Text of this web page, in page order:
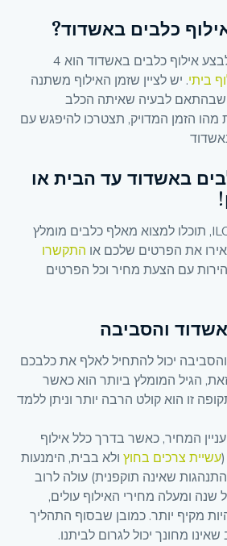
כלבים באשדוד?
משך הזמן אשר לוקח לבצע אילוף כלבים באשדוד הוא 4
ביתי. יש לציין שזמן האילוף משתנה
שבהתאם לבעיה שאיתה הכלב
הזמן המדויק, תצטרכו להיפגש עם
באשדוד עד הבית או
דרך האתר ILOVEDOGS, תוכלו למצוא מאלף כלבים מומלץ
את הפרטים שלכם או התקשרו
עם הצעת מחיר וכל הפרטים
והסביבה
יכול להתחיל לאלף את כלבכם
הגיל המומלץ ביותר הוא כאשר
זו הוא קולט הרבה יותר וניתן ללמד
המחיר, כאשר בדרך כלל אילוף
עשיית צרכים בחוץ ולא בבית, הימנעות
שאינה תוקפנית) עולה לרוב
ומעלה מחירי האילוף עולים,
מקיף יותר. כמובן שבסוף התהליך
מחונך יכול לגרום לביתנו.